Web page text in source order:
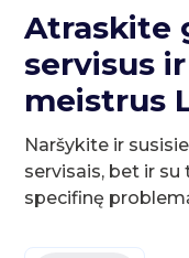
Atraskite
servisus
meistrus
Naršykite ir
servisais, bet ir
specifinę